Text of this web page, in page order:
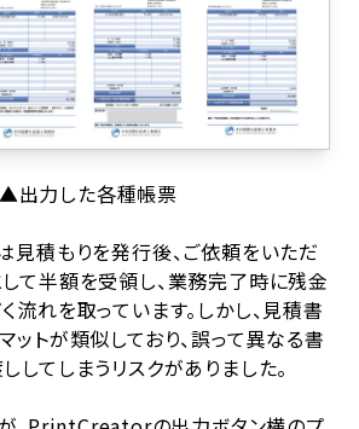
▲出力した各種帳票
見積もりを発行後、ご依頼をいただ
て半額を受領し、業務完了時に残金
流れを取っています。しかし、見積書
ットが類似しており、誤って異なる書
してしまうリスクがありました。